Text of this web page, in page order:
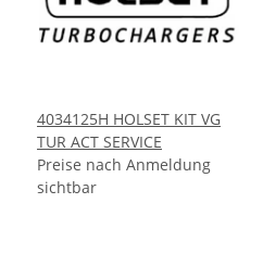
4034125H HOLSET KIT VG
TUR ACT SERVICE
Preise nach Anmeldung
sichtbar